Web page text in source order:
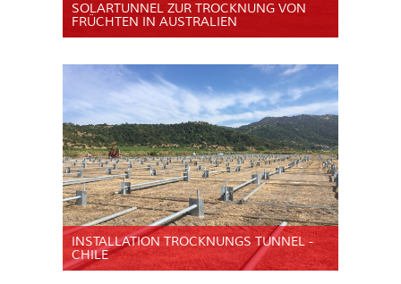
SOLARTUNNEL ZUR TROCKNUNG VON
FRÜCHTEN IN AUSTRALIEN
INSTALLATION TROCKNUNGS TUNNEL -
CHILE